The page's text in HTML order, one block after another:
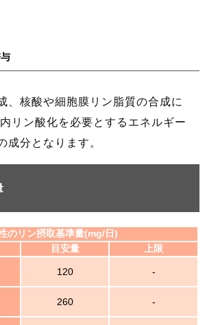
、核酸や細胞膜リン脂質の合成に
リン酸化を必要とするエネルギー
成分となります。
のリン摂取基準量(mg/日)
目安量 上限
120 -
260 -